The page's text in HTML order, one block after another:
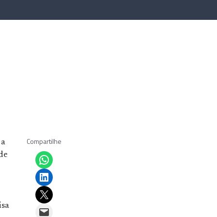
Compartilhe
Share on WhatsApp
Share on LinkedIn
Email this Page
Email this Page